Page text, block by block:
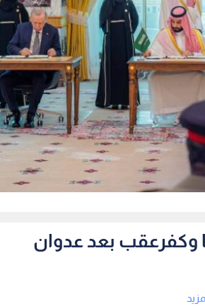
وكفرعقب بعد عدوان